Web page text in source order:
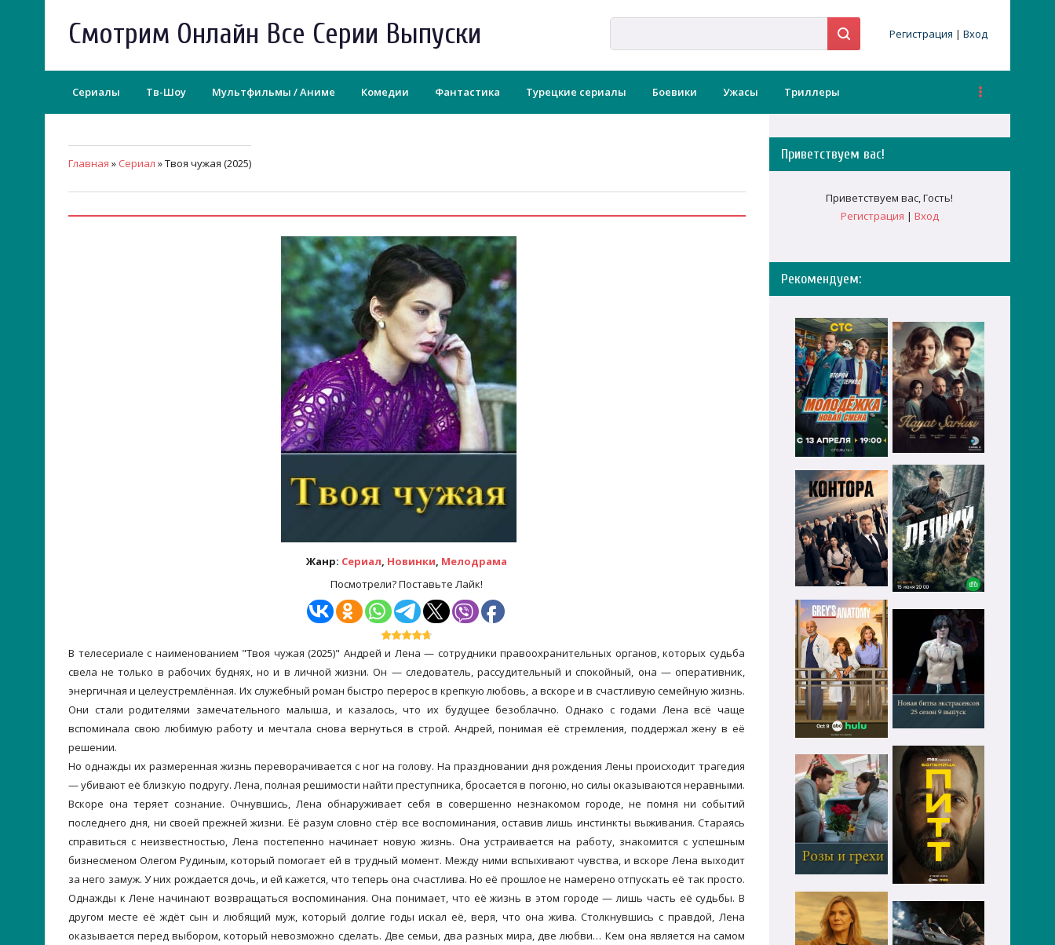
Смотрим Онлайн Все Серии Выпуски Регистрация | Вход
Сериалы Тв-Шоу Мультфильмы / Аниме Комедии Фантастика Турецкие сериалы Боевики Ужасы Триллеры
Главная » Сериал » Твоя чужая (2025)
Жанр: Сериал, Новинки, Мелодрама
Посмотрели? Поставьте Лайк!
В телесериале с наименованием "Твоя чужая (2025)" Андрей и Лена — сотрудники правоохранительных органов, которых судьба
свела не только в рабочих буднях, но и в личной жизни. Он — следователь, рассудительный и спокойный, она — оперативник,
энергичная и целеустремлённая. Их служебный роман быстро перерос в крепкую любовь, а вскоре и в счастливую семейную жизнь.
Они стали родителями замечательного малыша, и казалось, что их будущее безоблачно. Однако с годами Лена всё чаще
вспоминала свою любимую работу и мечтала снова вернуться в строй. Андрей, понимая её стремления, поддержал жену в её
решении.
Но однажды их размеренная жизнь переворачивается с ног на голову. На праздновании дня рождения Лены происходит трагедия
— убивают её близкую подругу. Лена, полная решимости найти преступника, бросается в погоню, но силы оказываются неравными.
Вскоре она теряет сознание. Очнувшись, Лена обнаруживает себя в совершенно незнакомом городе, не помня ни событий
последнего дня, ни своей прежней жизни. Её разум словно стёр все воспоминания, оставив лишь инстинкты выживания. Стараясь
справиться с неизвестностью, Лена постепенно начинает новую жизнь. Она устраивается на работу, знакомится с успешным
бизнесменом Олегом Рудиным, который помогает ей в трудный момент. Между ними вспыхивают чувства, и вскоре Лена выходит
за него замуж. У них рождается дочь, и ей кажется, что теперь она счастлива. Но её прошлое не намерено отпускать её так просто.
Однажды к Лене начинают возвращаться воспоминания. Она понимает, что её жизнь в этом городе — лишь часть её судьбы. В
другом месте её ждёт сын и любящий муж, который долгие годы искал её, веря, что она жива. Столкнувшись с правдой, Лена
оказывается перед выбором, который невозможно сделать. Две семьи, два разных мира, две любви… Кем она является на самом
Приветствуем вас!
Приветствуем вас,Гость!
Регистрация | Вход
Рекомендуем: